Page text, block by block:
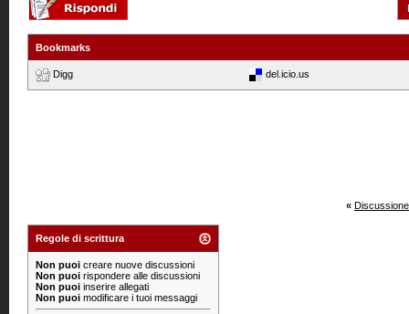
Bookmarks
Digg del.icio.us
«
Regole di scrittura
Non puoi creare nuove discussioni
Non puoi rispondere alle discussioni
Non puoi inserire allegati
Non puoi modificare i tuoi messaggi